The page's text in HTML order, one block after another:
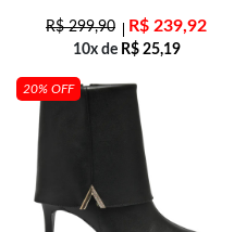
R$299,90 R$ 239,92
10x de R$25,19
20% OFF